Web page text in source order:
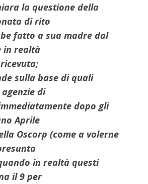
la questione della
di rito
fatto a sua madre dal
in realtà
sulla base di quali
di
dopo gli
Aprile
Oscorp (come a volerne
in realtà questi
il 9 per